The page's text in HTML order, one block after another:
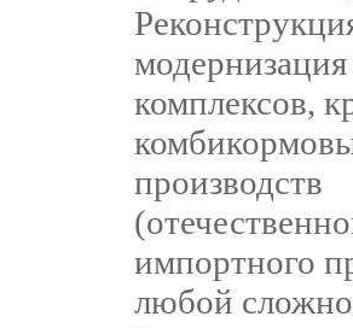
комплексов,
производств
импортного
любой